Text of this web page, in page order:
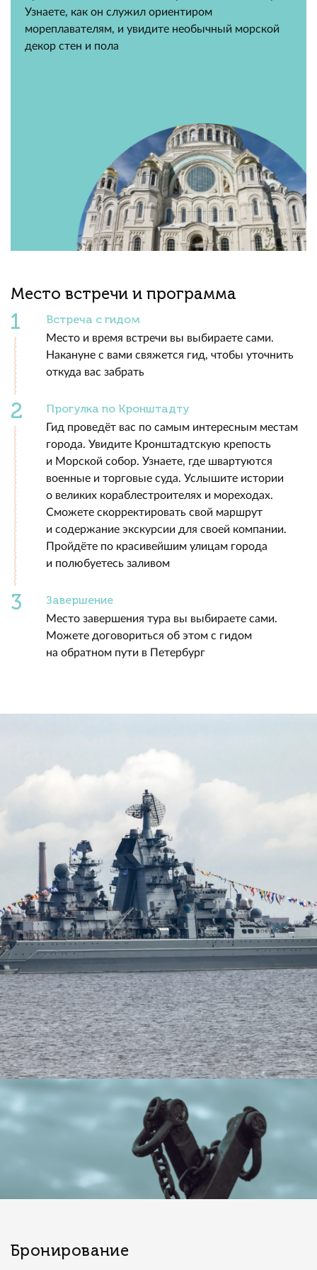
Узнаете, как он служил ориентиром
мореплавателям, и увидите необычный морской
декор стен и пола
Место встречи и программа
Встреча с гидом
Место и время встречи вы выбираете сами.
Накануне с вами свяжется гид, чтобы уточнить
откуда вас забрать
Прогулка по Кронштадту
Гид проведёт вас по самым интересным местам
города. Увидите Кронштадтскую крепость
и Морской собор. Узнаете, где швартуются
военные и торговые суда. Услышите истории
о великих кораблестроителях и мореходах.
Сможете скорректировать свой маршрут
и содержание экскурсии для своей компании.
Пройдёте по красивейшим улицам города
и полюбуетесь заливом
Завершение
Место завершения тура вы выбираете сами.
Можете договориться об этом с гидом
на обратном пути в Петербург
Бронирование